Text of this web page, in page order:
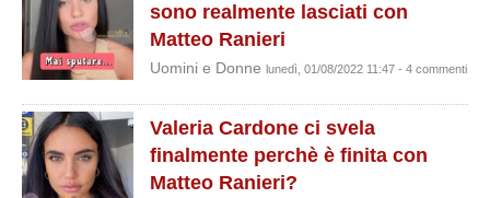
sono realmente lasciati con
Matteo Ranieri
Uomini e Donne lunedì, 01/08/2022 11:47 - 4 commenti
Valeria Cardone ci svela
finalmente perchè è finita con
Matteo Ranieri?